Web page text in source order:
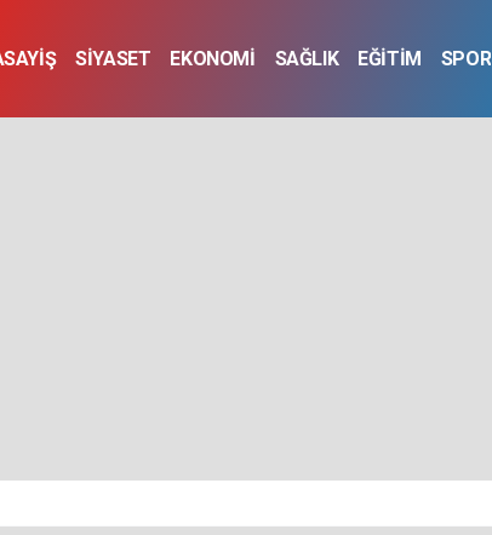
SİYASET EKONOMİ SAĞLIK EĞİTİM SPOR